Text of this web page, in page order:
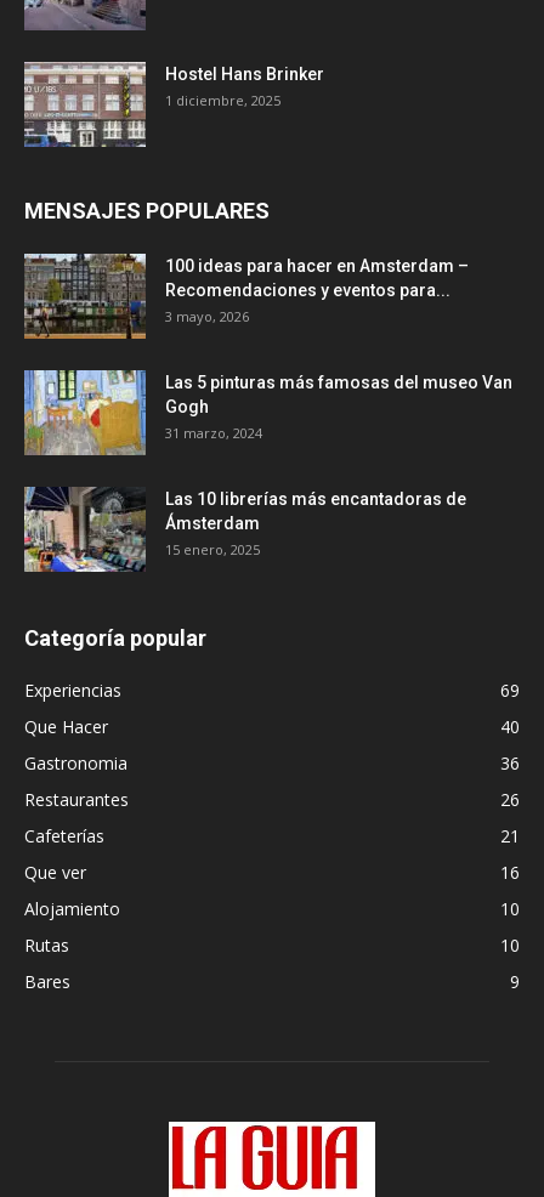
Hostel Hans Brinker
1 diciembre, 2025
MENSAJES POPULARES
100 ideas para hacer en Amsterdam –
Recomendaciones y eventos para...
3 mayo, 2026
Las 5 pinturas más famosas del museo Van
Gogh
31 marzo, 2024
Las 10 librerías más encantadoras de
Ámsterdam
15 enero, 2025
Categoría popular
Experiencias
69
Que Hacer
40
Gastronomia
36
Restaurantes
26
Cafeterías
21
Que ver
16
Alojamiento
10
Rutas
10
Bares
9